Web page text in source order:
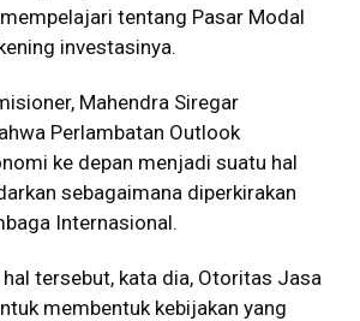
tentang Pasar Modal
investasinya.
Mahendra Siregar
Perlambatan Outlook
ke depan menjadi suatu hal
sebagaimana diperkirakan
Internasional.
tersebut, kata dia, Otoritas Jasa
membentuk kebijakan yang